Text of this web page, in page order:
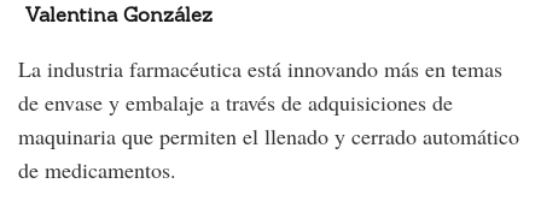
Valentina González
La industria farmacéutica está innovando más en temas
de envase y embalaje a través de adquisiciones de
maquinaria que permiten el llenado y cerrado automático
de medicamentos.